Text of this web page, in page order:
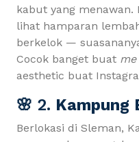
kabut yang
lihat hamparan
berkelok —
Cocok banget buat
aesthetic buat
🌸 2. Kampung
Berlokasi di Sleman,